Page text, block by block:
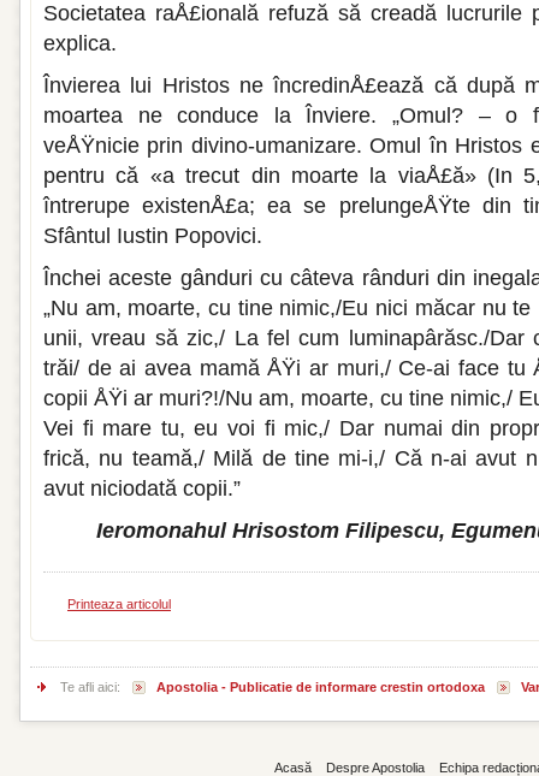
Societatea raÅ£ională refuză să creadă
explica.
Învierea lui Hristos ne încredinÅ£ează că după
moartea ne conduce la Înviere. „Omul? – o
veÅŸnicie prin divino-umanizare. Omul în Hristos
pentru că «a trecut din moarte la via­Å£ă» (In
întrerupe existenÅ£a; ea se prelungeÅŸte din
Sfântul Iustin Popovici.
Închei aceste gânduri cu câteva rân­duri din
„Nu am, moarte, cu tine nimic,/Eu nici mă­car nu
unii, vreau să zic,/ La fel cum luminapârăsc./
trăi/ de ai avea mamă ÅŸi ar muri,/ Ce-ai face tu
copii ÅŸi ar muri?!/Nu am, moarte, cu tine nimic,/
Vei fi mare tu, eu voi fi mic,/ Dar numai din
frică, nu teamă,/ Milă de tine mi-i,/ Că n-ai avut
avut niciodată copii.”
Ieromonahul Hrisostom Filipescu,
Printeaza articolul
Te afli aici: Apostolia - Publicatie de informare crestin ortodoxa
Acasă Despre Apostolia Echipa